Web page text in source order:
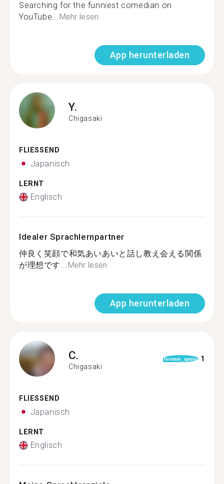
Searching for the funniest comedian on
YouTube...Mehr lesen
App herunterladen
Y.
Chigasaki
FLIESSEND
Japanisch
LERNT
Englisch
Idealer Sprachlernpartner
仲良く笑顔で和気あいあいと話し教え会える関係
が理想です...Mehr lesen
App herunterladen
C.
Chigasaki
format_quote 1
FLIESSEND
Japanisch
LERNT
Englisch